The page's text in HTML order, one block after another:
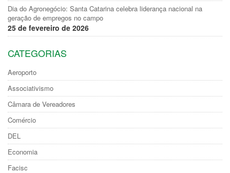
Dia do Agronegócio: Santa Catarina celebra liderança nacional na
geração de empregos no campo
25 de fevereiro de 2026
CATEGORIAS
Aeroporto
Associativismo
Câmara de Vereadores
Comércio
DEL
Economia
Facisc